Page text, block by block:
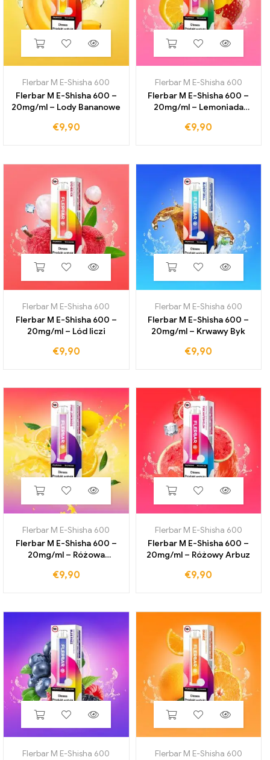
Flerbar M E-Shisha 600
Flerbar M E-Shisha 600 –
20mg/ml – Lody Bananowe
€9,90
Flerbar M E-Shisha 600
Flerbar M E-Shisha 600 –
20mg/ml – Lemoniada
€9,90
Flerbar M E-Shisha 600
Flerbar M E-Shisha 600 –
20mg/ml – Lód liczi
€9,90
Flerbar M E-Shisha 600
Flerbar M E-Shisha 600 –
20mg/ml – Krwawy Byk
€9,90
Flerbar M E-Shisha 600
Flerbar M E-Shisha 600 –
20mg/ml – Różowa
€9,90
Flerbar M E-Shisha 600
Flerbar M E-Shisha 600 –
20mg/ml – Różowy Arbuz
€9,90
Flerbar M E-Shisha 600 Flerbar M E-Shisha 600